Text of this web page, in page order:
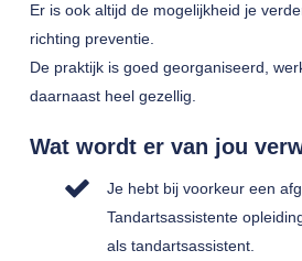
Er is ook altijd de mogelijkheid je
richting preventie.
De praktijk is goed georganiseerd,
daarnaast heel gezellig.
Wat wordt er van jou
Je hebt bij voorkeur een
Tandartsassistente
als tandartsassistent.